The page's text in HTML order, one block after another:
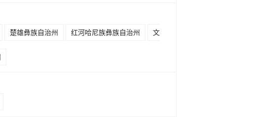
楚雄彝族自治州 红河哈尼族彝族自治州
文